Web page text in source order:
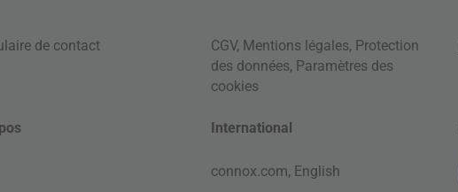
de contact CGV, Mentions légales, Protection
des données, Paramètres des
cookies
International
connox.com, English